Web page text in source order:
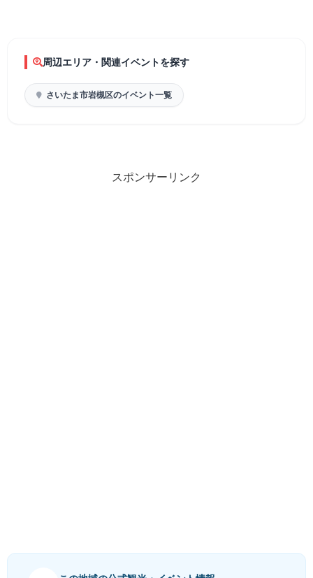
周辺エリア・関連イベントを探す
さいたま市岩槻区のイベント一覧
スポンサーリンク